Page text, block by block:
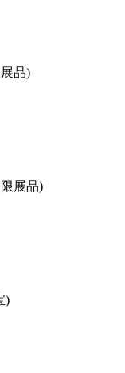
品)
展品)
)